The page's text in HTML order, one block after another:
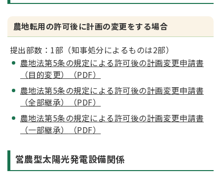
農地転用の許可後に計画の変更をする場合
提出部数：1部（知事処分によるものは2部）
農地法第5条の規定による許可後の計画変更申請書
（目的変更）（PDF）
農地法第5条の規定による許可後の計画変更申請書
（全部継承）（PDF）
農地法第5条の規定による許可後の計画変更申請書
（一部継承）
（PDF）
営農型太陽光発電設備関係